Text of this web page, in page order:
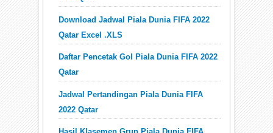
Download Jadwal Piala Dunia FIFA 2022
Qatar Excel .XLS
Daftar Pencetak Gol Piala Dunia FIFA 2022
Qatar
Jadwal Pertandingan Piala Dunia FIFA
2022 Qatar